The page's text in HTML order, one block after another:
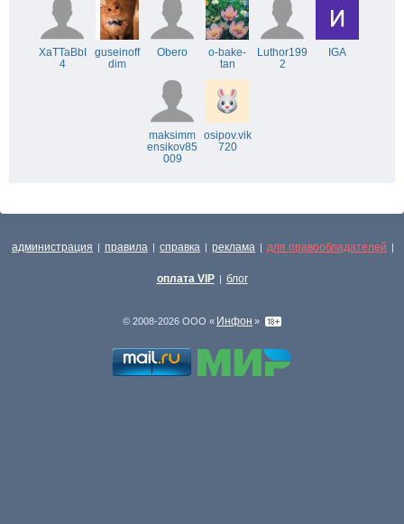
XaTTaBbI
4
guseinoff
dim
Obero
o-bake-
tan
Luthor199
2
IGA
maksimm
ensikov85
009
osipov.vik
720
администрация | правила | справка | реклама | для правообладателей |
оплата VIP | блог
© 2008-2026 ООО « Инфон »